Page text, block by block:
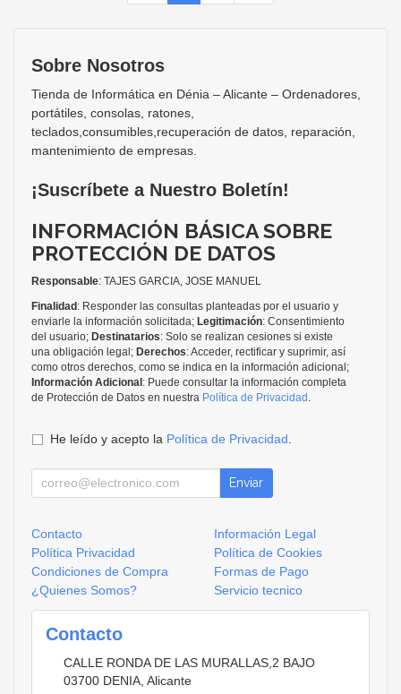
Sobre Nosotros
Tienda de Informática en Dénia – Alicante – Ordenadores,
portátiles, consolas, ratones,
teclados,consumibles,recuperación de datos, reparación,
mantenimiento de empresas.
¡Suscríbete a Nuestro Boletín!
INFORMACIÓN BÁSICA SOBRE
PROTECCIÓN DE DATOS
Responsable: TAJES GARCIA, JOSE MANUEL
Finalidad : Responder las consultas planteadas por el usuario y
enviarle la información solicitada; Legitimación: Consentimiento
del usuario; Destinatarios: Solo se realizan cesiones si existe
una obligación legal; Derechos: Acceder, rectificar y suprimir, así
como otros derechos, como se indica en la información adicional;
Información Adicional : Puede consultar la información completa
de Protección de Datos en nuestra Política de Privacidad
He leído y acepto la Política de Privacidad
Enviar
Contacto
Información Legal
Política Privacidad
Política de Cookies
Condiciones de Compra
Formas de Pago
¿Quienes Somos?
Servicio tecnico
Contacto
CALLE RONDA DE LAS MURALLAS,2 BAJO
03700 DENIA Alicante